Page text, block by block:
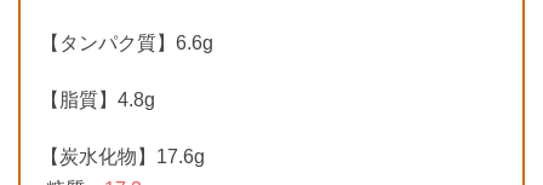
【タンパク質】6.6g
【脂質】4.8g
【炭水化物】17.6g